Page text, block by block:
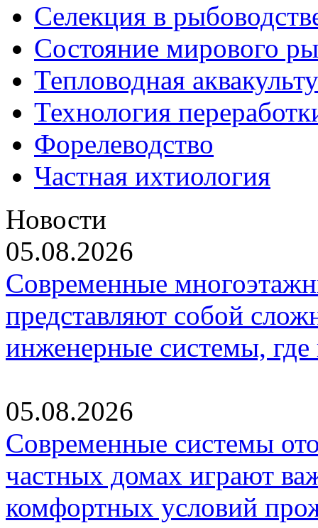
Селекция в
Состояние мирового
Тепловодная
Технология
Форелеводство
Частная ихтиология
Новости
05.08.2026
Современные
представляют собой
инженерные системы,
05.08.2026
Современные системы
частных домах играют
комфортных условий